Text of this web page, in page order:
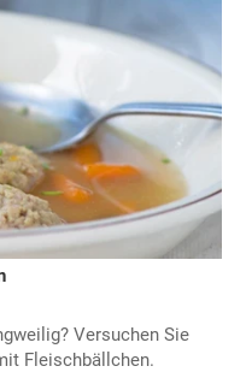
Versuchen Sie
Fleischbällchen.